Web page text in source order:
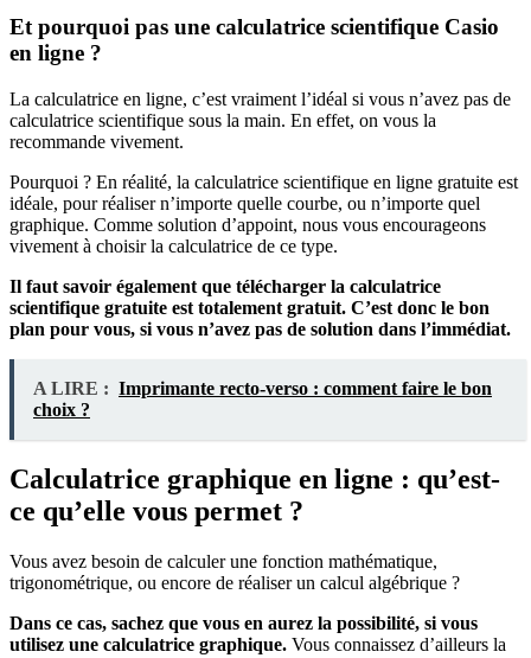
Et pourquoi pas une calculatrice scientifique Casio
en ligne ?
La calculatrice en ligne, c’est vraiment l’idéal si vous n’avez pas de
calculatrice scientifique sous la main. En effet, on vous la
recommande vivement.
Pourquoi ? En réalité, la calculatrice scientifique en ligne gratuite est
idéale, pour réaliser n’importe quelle courbe, ou n’importe quel
graphique. Comme solution d’appoint, nous vous encourageons
vivement à choisir la calculatrice de ce type.
Il faut savoir également que télécharger la calculatrice
scientifique gratuite est totalement gratuit. C’est donc le bon
plan pour vous, si vous n’avez pas de solution dans l’immédiat.
A LIRE : Imprimante recto-verso : comment faire le bon
choix ?
Calculatrice graphique en ligne : qu’est-
ce qu’elle vous permet ?
Vous avez besoin de calculer une fonction mathématique,
trigonométrique, ou encore de réaliser un calcul algébrique ?
Dans ce cas, sachez que vous en aurez la possibilité, si vous
utilisez une calculatrice graphique. Vous connaissez d’ailleurs la